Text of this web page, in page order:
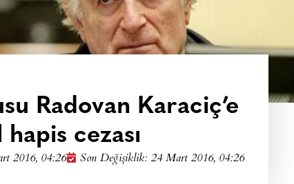
Radovan Karaciç’e
hapis cezası
2016, 04:26 Son Değişiklik: 24 Mart 2016, 04:26